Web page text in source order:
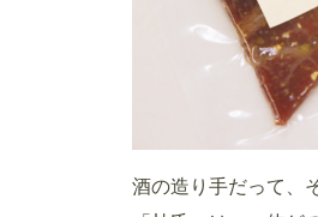
酒の造り手だって、